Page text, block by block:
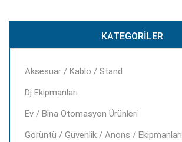
KATEGORILER
Aksesuar / Kablo / Stand
Dj Ekipmanları
Ev / Bina Otomasyon Ürünleri
Görüntü / Güvenlik / Anons / Ekipmanları